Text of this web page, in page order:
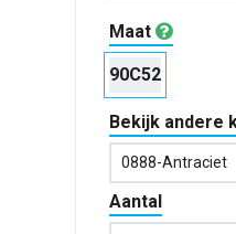
Maat
90C52
Bekijk andere
0888-Antraciet
Aantal